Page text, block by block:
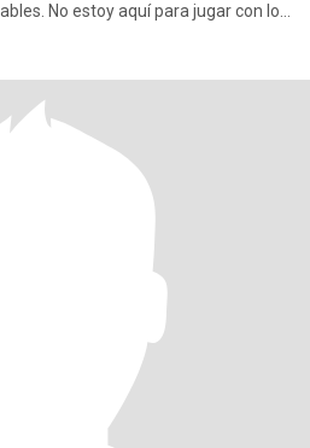
No estoy aquí para jugar con los